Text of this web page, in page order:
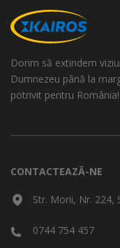
Dorim să extindem
Dumnezeu până la
potrivit pentru România!
CONTACTEAZĂ-NE
Str. Morii, Nr. 224,
0744 754 457